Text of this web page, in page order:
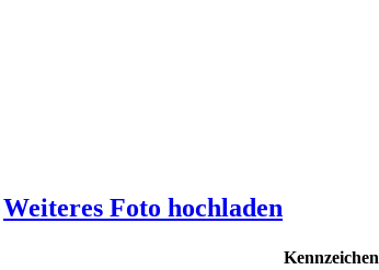
Weiteres Foto hochladen
Kennzeichen